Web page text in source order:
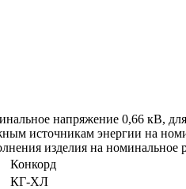
напряжение 0,66 кВ,
источникам энергии на
изделия на номинальное
Конкорд
КГ-ХЛ